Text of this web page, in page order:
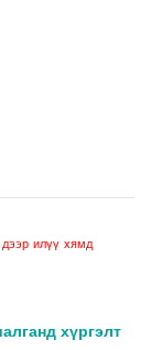
дээр илүү хямд
хүргэлт